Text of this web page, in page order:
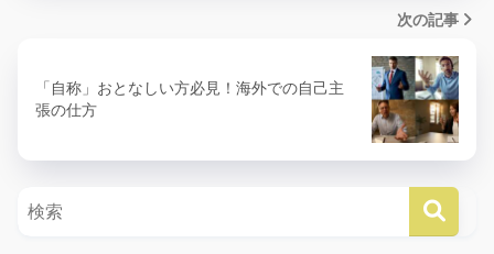
次の記事
「自称」おとなしい方必見！海外での自己主
張の仕方